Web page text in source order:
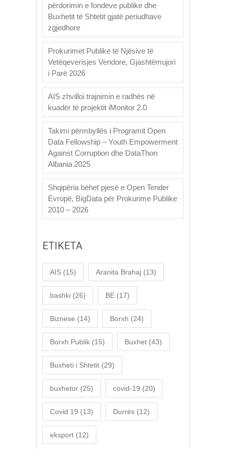
përdorimin e fondeve publike dhe
Buxhetit të Shtetit gjatë periudhave
zgjedhore
Prokurimet Publike të Njësive të
Vetëqeverisjes Vendore, Gjashtëmujori
i Parë 2026
AIS zhvilloi trajnimin e radhës në
kuadër të projektit iMonitor 2.0
Takimi përmbyllës i Programit Open
Data Fellowship – Youth Empowerment
Against Corruption dhe DataThon
Albania 2025
Shqipëria bëhet pjesë e Open Tender
Evropë, BigData për Prokurime Publike
2010 – 2026
ETIKETA
AIS (15) Aranita Brahaj (13)
bashki (26) BE (17)
Biznese (14) Borxh (24)
Borxh Publik (15) Buxhet (43)
Buxheti i Shtetit (29)
buxhetor (25) covid-19 (20)
Covid 19 (13) Durrës (12)
eksport (12)